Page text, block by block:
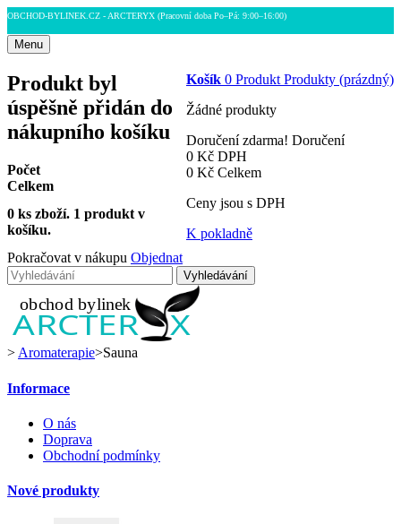
OBCHOD-BYLINEK.CZ - ARCTERYX (Pracovní doba Po–Pá: 9:00–16:00)
Menu
Košík 0 Produkt Produkty (prázdný)
Žádné produkty
Doručení zdarma! Doručení
0 Kč DPH
0 Kč Celkem
Ceny jsou s DPH
K pokladně
Produkt byl
úspěšně přidán do
nákupního košíku
Počet
Celkem
0 ks zboží. 1 produkt v
košíku.
Pokračovat v nákupu Objednat
Vyhledávání
> Aromaterapie>Sauna
Informace
O nás
Doprava
Obchodní podmínky
Nové produkty